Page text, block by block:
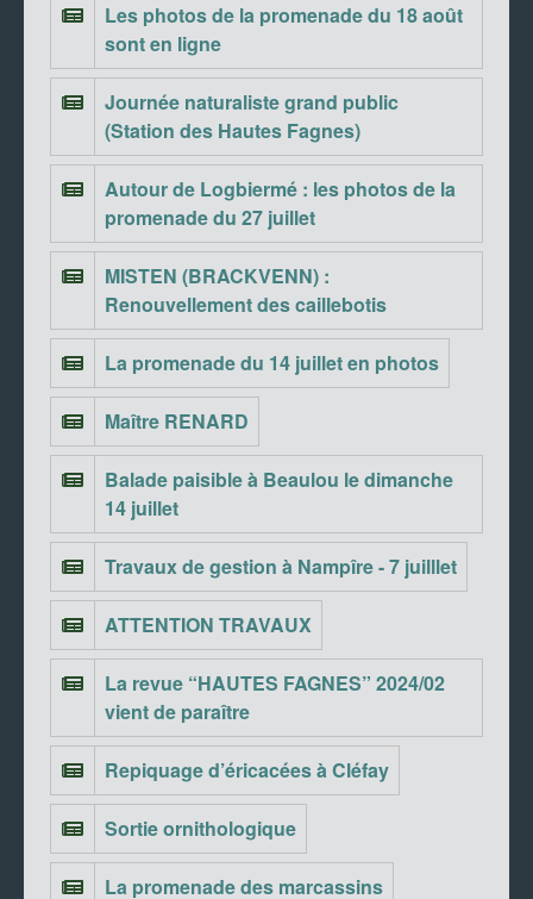
Les photos de la promenade du 18 août
sont en ligne
Journée naturaliste grand public
(Station des Hautes Fagnes)
Autour de Logbiermé : les photos de la
promenade du 27 juillet
MISTEN (BRACKVENN) :
Renouvellement des caillebotis
La promenade du 14 juillet en photos
Maître RENARD
Balade paisible à Beaulou le dimanche
14 juillet
Travaux de gestion à Nampîre - 7 juilllet
ATTENTION TRAVAUX
La revue “HAUTES FAGNES” 2024/02
vient de paraître
Repiquage d’éricacées à Cléfay
Sortie ornithologique
La promenade des marcassins